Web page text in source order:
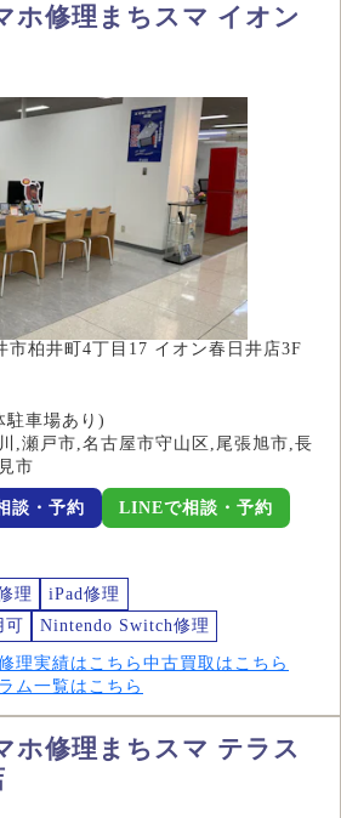
ホ修理まちスマ イオン
市柏井町4丁目17 イオン春日井店3F
駐車場あり)
,瀬戸市,名古屋市守山区,尾張旭市,長
市
談・予約 LINEで相談・予約
理
iPad修理
可
Nintendo Switch修理
理実績はこちら 中古買取はこちら
ム一覧はこちら
ホ修理まちスマ テラス